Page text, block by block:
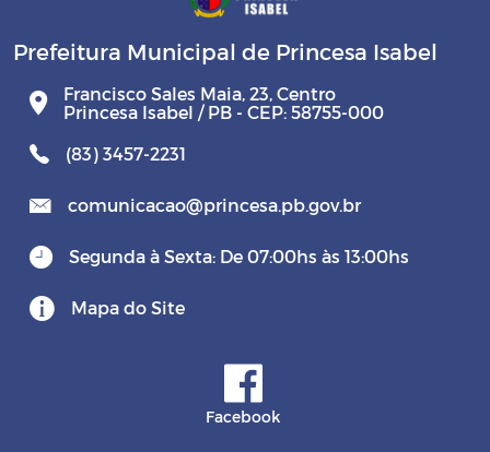
Prefeitura Municipal de Princesa Isabel
Francisco Sales Maia, 23, Centro
Princesa Isabel / PB - CEP: 58755-000
(83) 3457-2231
comunicacao@princesa.pb.gov.br
Segunda à Sexta: De 07:00hs às 13:00hs
Mapa do Site
Facebook